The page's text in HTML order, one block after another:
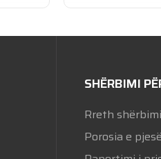
SHËRBIMI
Rreth
Porosia e